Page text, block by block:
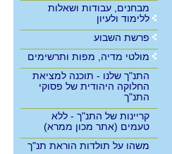
מבחנים, עבודות ושאלות
ללימוד ולעיון
פרשת השבוע
מולטי מדיה, מפות ותרשימים
התנ"ך שלנו - תוכנה למציאת
החלוקה היהודית של פסוקי
התנ"ך
קריינות של התנ"ך - ללא
טעמים (אתר מכון ממרא)
משהו על תולדות הוראת תנ"ך